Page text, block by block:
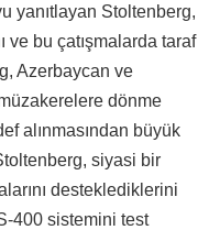
yanıtlayan Stoltenberg,
ve bu çatışmalarda taraf
Azerbaycan ve
dönme
alınmasından büyük
siyasi bir
desteklediklerini
400 sistemini test